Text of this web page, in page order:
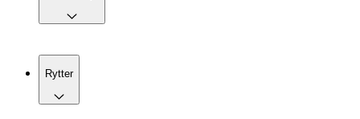
Rytter